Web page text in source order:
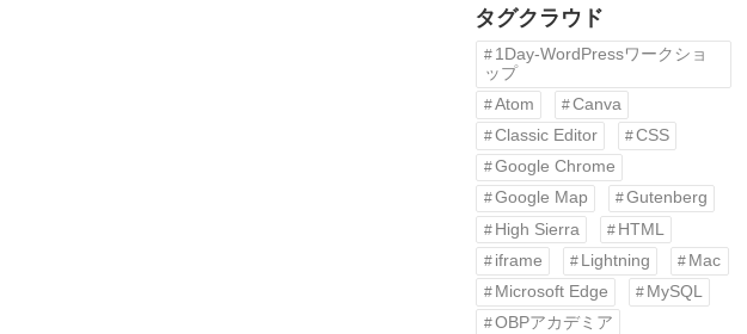
タグクラウド
1Day-WordPressワークショ
ップ
Atom
Canva
Classic Editor
CSS
Google Chrome
Google Map
Gutenberg
High Sierra
HTML
iframe
Lightning
Mac
Microsoft Edge
MySQL
OBPアカデミア